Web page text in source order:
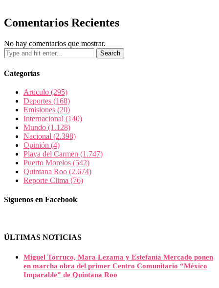
Comentarios Recientes
No hay comentarios que mostrar.
Categorías
Articulo (295)
Deportes (168)
Emisiones (20)
Internacional (140)
Mundo (1.128)
Nacional (2.398)
Opinión (4)
Playa del Carmen (1.747)
Puerto Morelos (542)
Quintana Roo (2.674)
Reporte Clima (76)
Síguenos en Facebook
ÚLTIMAS NOTICIAS
Miguel Torruco, Mara Lezama y Estefanía Mercado ponen
en marcha obra del primer Centro Comunitario “México
Imparable” de Quintana Roo